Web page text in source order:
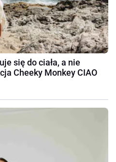
się do ciała, a nie
Cheeky Monkey CIAO